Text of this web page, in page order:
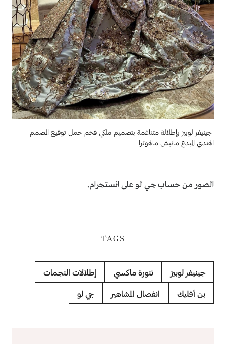
جينيفر لوبيز بإطلالة متناغمة بتصميم ملكي فخم حمل توقيع المصمم
الهندي المبدع مانيش مالهوترا
الصور من حساب جي لو على انستجرام.
TAGS
جينيفر لوبيز تنورة ماكسي إطلالات النجمات
بن أفليك انفصال المشاهير جي لو